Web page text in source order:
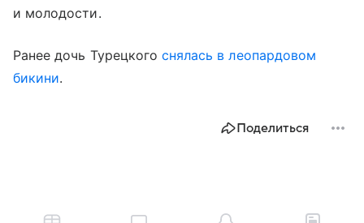
и молодости.
Ранее дочь Турецкогоснялась в леопардовом
бикини.
Поделиться